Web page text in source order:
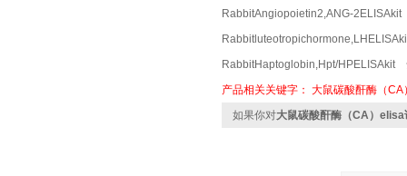
RabbitAngiopoietin2,ANG-
RabbitHaptoglobin,Hpt/HPELISAkit
产品相关关键字： 大鼠碳酸酐酶（CA
如果你对大鼠碳酸酐酶（CA）elisa